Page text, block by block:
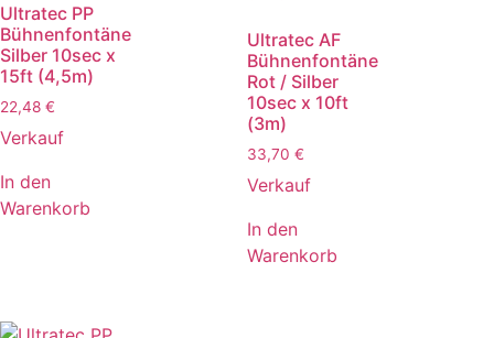
Ultratec PP
Bühnenfontäne
Silber 10sec x
15ft (4,5m)
22,48 €
Verkauf
In den
Warenkorb
Ultratec AF
Bühnenfontäne
Rot / Silber
10sec x 10ft
(3m)
33,70 €
Verkauf
In den
Warenkorb